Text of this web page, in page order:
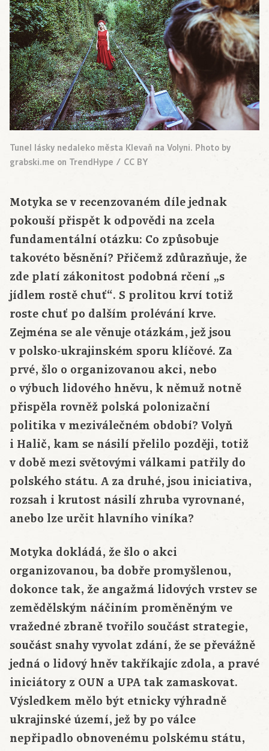
Tunel lásky nedaleko města Klevaň na Volyni. Photo by
grabski.me on TrendHype / CC BY
Motyka se v recenzovaném díle jednak
pokouší přispět k odpovědi na zcela
fundamentální otázku: Co způsobuje
takovéto běsnění? Přičemž zdůrazňuje, že
zde platí zákonitost podobná rčení „s
jídlem rostě chuť“. S prolitou krví totiž
roste chuť po dalším prolévání krve.
Zejména se ale věnuje otázkám, jež jsou
v polsko-ukrajinském sporu klíčové. Za
prvé, šlo o organizovanou akci, nebo
o výbuch lidového hněvu, k němuž notně
přispěla rovněž polská polonizační
politika v meziválečném období? Volyň
i Halič, kam se násilí přelilo později, totiž
v době mezi světovými válkami patřily do
polského státu. A za druhé, jsou iniciativa,
rozsah i krutost násilí zhruba vyrovnané,
anebo lze určit hlavního viníka?
Motyka dokládá, že šlo o akci
organizovanou, ba dobře promyšlenou,
dokonce tak, že angažmá lidových vrstev se
zemědělským náčiním proměněným ve
vražedné zbraně tvořilo součást strategie,
součást snahy vyvolat zdání, že se převážně
jedná o lidový hněv takříkajíc zdola, a pravé
iniciátory z OUN a UPA tak zamaskovat.
Výsledkem mělo být etnicky výhradně
ukrajinské území, jež by po válce
nepřipadlo obnovenému polskému státu,